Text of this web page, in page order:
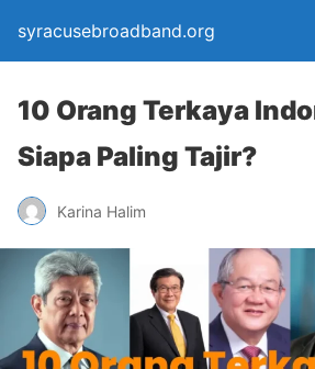
syracusebroadband.org
10 Orang Terkaya
Siapa Paling Tajir?
Karina Halim